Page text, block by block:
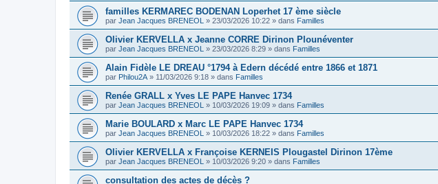
familles KERMAREC BODENAN Loperhet 17 ème siècle
par Jean Jacques BRENEOL » 23/03/2026 10:22 » dans Familles
Olivier KERVELLA x Jeanne CORRE Dirinon Plounéventer
par Jean Jacques BRENEOL » 23/03/2026 8:29 » dans Familles
Alain Fidèle LE DREAU °1794 à Edern décédé entre 1866 et 1871
par Philou2A » 11/03/2026 9:18 » dans Familles
Renée GRALL x Yves LE PAPE Hanvec 1734
par Jean Jacques BRENEOL » 10/03/2026 19:09 » dans Familles
Marie BOULARD x Marc LE PAPE Hanvec 1734
par Jean Jacques BRENEOL » 10/03/2026 18:22 » dans Familles
Olivier KERVELLA x Françoise KERNEIS Plougastel Dirinon 17ème
par Jean Jacques BRENEOL » 10/03/2026 9:20 » dans Familles
consultation des actes de décès ?